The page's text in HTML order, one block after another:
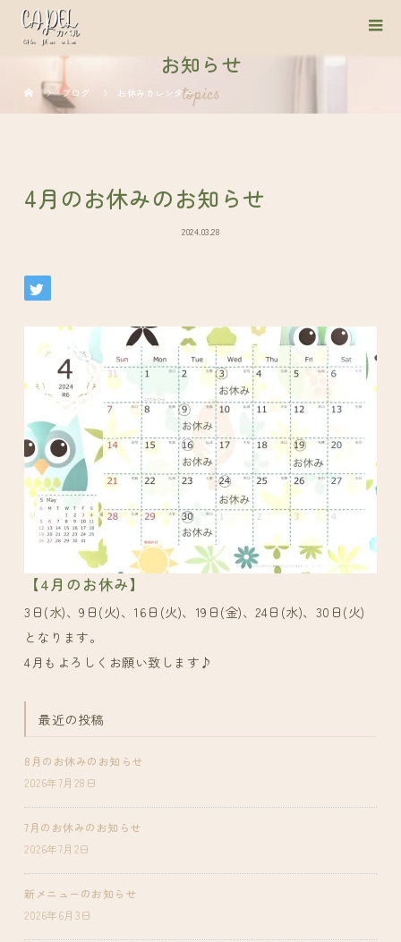
お知らせ
topics
ブログ お休みカレンダー
4月のお休みのお知らせ
2024.03.28
【4月のお休み】
3日(水)、9日(火)、16日(火)、19日(金)、24日(水)、30日(火)
となります。
4月もよろしくお願い致します♪
最近の投稿
8月のお休みのお知らせ
2026年7月28日
7月のお休みのお知らせ
2026年7月2日
新メニューのお知らせ
2026年6月3日